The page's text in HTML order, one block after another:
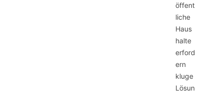
öffent
liche
Haus
halte
erford
ern
kluge
Lösun